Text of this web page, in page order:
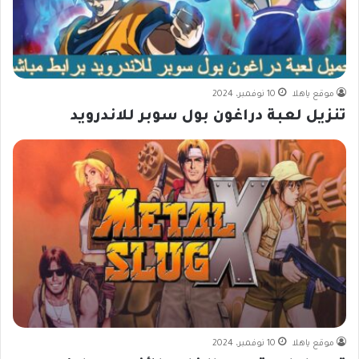
موقع ياهلا 10 نوفمبر، 2024
تنزيل لعبة دراغون بول سوبر للاندرويد
موقع ياهلا 10 نوفمبر، 2024